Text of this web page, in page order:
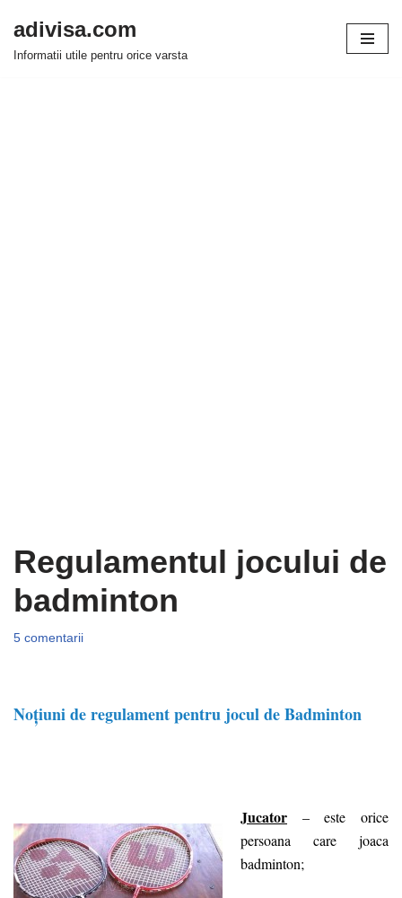
Sari
adivisa.com
Informatii utile pentru orice varsta
Regulamentul jocului de
badminton
5 comentarii
Noţiuni de regulament pentru jocul de Badminton
Jucator – este orice
persoana care joaca
badminton;